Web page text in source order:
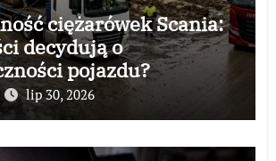
ciężarówek Scania:
decydują o
pojazdu?
lip 30, 2026